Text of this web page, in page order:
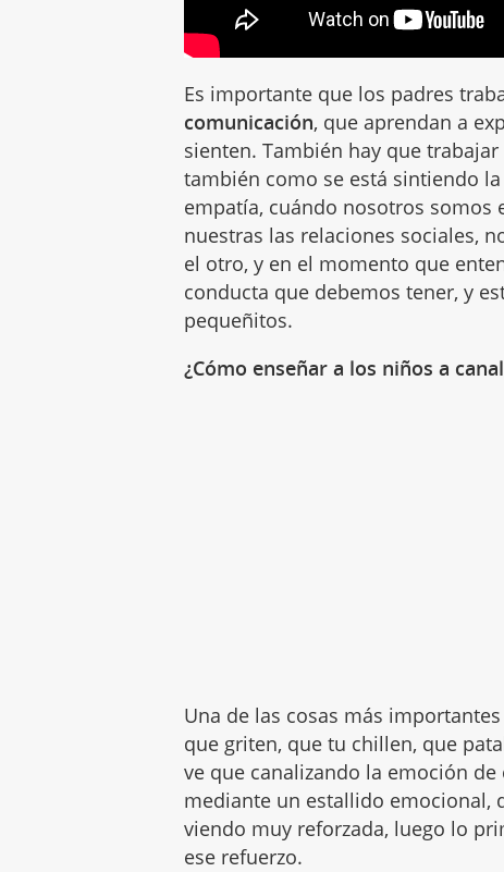
Es importante que los padres
comunicación, que aprendan a
sienten. También hay que trabajar
también como se está sintiendo
empatía, cuándo nosotros somos
nuestras las relaciones sociales,
el otro, y en el momento que
conducta que debemos tener, y
pequeñitos.
¿Cómo enseñar a los niños a
Una de las cosas más
que griten, que tu chillen, que
ve que canalizando la emoción
mediante un estallido emocional,
viendo muy reforzada, luego lo
ese refuerzo.